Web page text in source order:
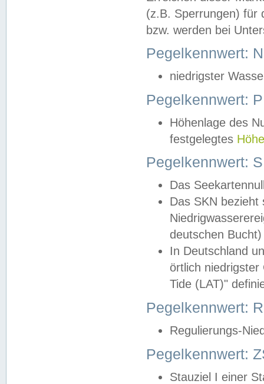
(z.B. Sperrungen) für
bzw. werden bei
Pegelkennwert:
niedrigster
Pegelkennwert:
Höhenlage des
festgelegtes
Pegelkennwert:
Das
Das SKN
deutschen
In Deutschland
örtlich
Tide (LAT)"
Pegelkennwert:
Regulierungs-
Pegelkennwert:
Stauziel I einer